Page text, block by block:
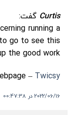
Curtis گفت:
running a
go to see this
the good work.
– Twicsy
2022/06/16 در 00:47:38